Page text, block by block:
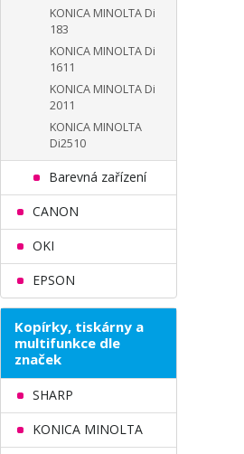
KONICA MINOLTA Di
183
KONICA MINOLTA Di
1611
KONICA MINOLTA Di
2011
KONICA MINOLTA
Di2510
Barevná zařízení
CANON
OKI
EPSON
Kopírky, tiskárny a
multifunkce dle
značek
SHARP
KONICA MINOLTA